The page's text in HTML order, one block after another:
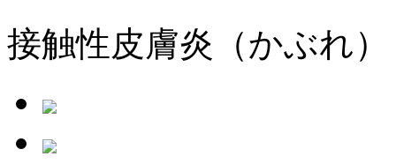
接触性皮膚炎（かぶれ）